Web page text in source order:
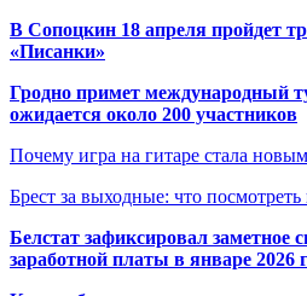
В Сопоцкин 18 апреля пройдет
«Писанки»
Гродно примет международный
ожидается около 200 участников
Почему игра на гитаре стала
Брест за выходные: что посмотреть
Белстат зафиксировал заметное
заработной платы в январе 2026